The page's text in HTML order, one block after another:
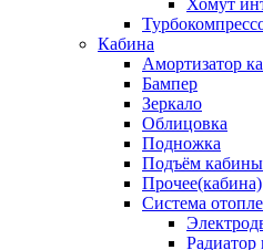
Хомут
Кабина
Амортизатор
Бампер
Зеркало
Облицовка
Подножка
Подъём кабины
Прочее(кабина)
Система
Радиатор